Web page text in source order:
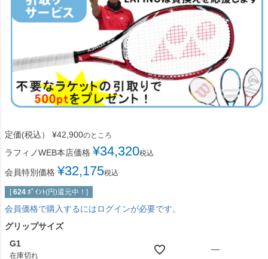
定価(税込） ¥42,900のところ
ラフィノWEB本店価格 ¥34,320税込
会員特別価格 ¥32,175税込
[ 624 ﾎﾟｲﾝﾄ(円)還元中！]
会員価格で購入するにはログインが必要です。
グリップサイズ
G1
在庫切れ
—